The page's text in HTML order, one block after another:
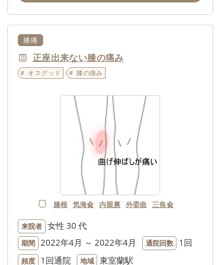
膝痛
正座出来ない膝の痛み
オスグッド 膝の痛み
膝根 気海兪 内眼裏 外委曲 三焦兪
来院者 女性 30 代
期間 2022年4月 ～ 2022年4月 通院回数 1回
頻度 1回通院 地域 東室蘭駅